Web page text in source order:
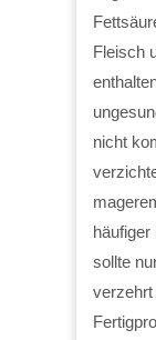
Fleisch
nicht
sollte
verzehrt